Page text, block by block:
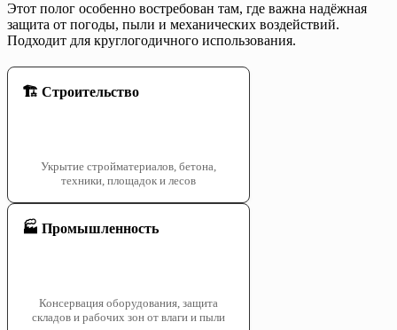
Этот полог особенно востребован там, где важна надёжная
защита от погоды, пыли и механических воздействий.
Подходит для круглогодичного использования.
🏗️ Строительство
Укрытие стройматериалов, бетона,
техники, площадок и лесов
🏭 Промышленность
Консервация оборудования, защита
складов и рабочих зон от влаги и пыли